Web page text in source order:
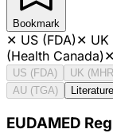
Bookmark
✕ US (FDA)✕ UK
(Health Canada)✕
US (FDA) UK
AU (TGA)
Literature
EUDAMED